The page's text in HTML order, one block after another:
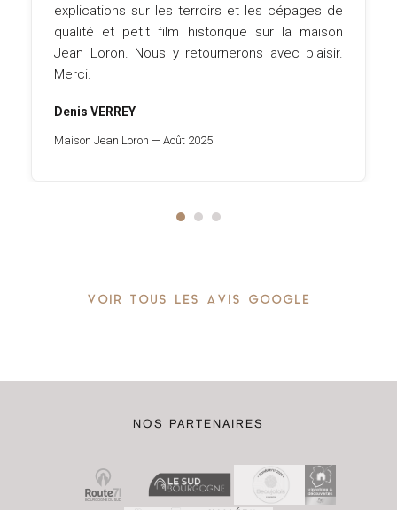
sur les terroirs et les cépages de
petit film historique sur la maison
Nous y retournerons avec plaisir.
Loron — Août 2025
repas
moment
fermés.
VOIR TOUS LES AVIS GOOGLE
NOS PARTENAIRES